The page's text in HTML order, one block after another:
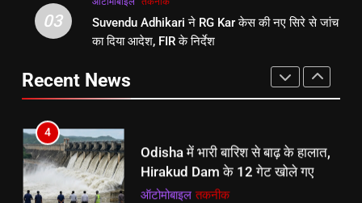
4
Odisha में भारी बारिश से बाढ़ के हालात,
5
गुजरात के कपड़ा उद्योग को वैश्विक अवसर
मिलेगा
ऑटोमोबाइल तकनीक
03
Suvendu Adhikari ने RG Kar केस की नए सिरे से जांच
का दिया आदेश, FIR के निर्देश
Recent News
3
Suvendu Adhikari ने RG Kar केस
की नए सिरे से जांच का दिया आदेश, FIR
4
Odisha में भारी बारिश से बाढ़ के हालात,
Hirakud Dam के 12 गेट खोले गए
ऑटोमोबाइल तकनीक